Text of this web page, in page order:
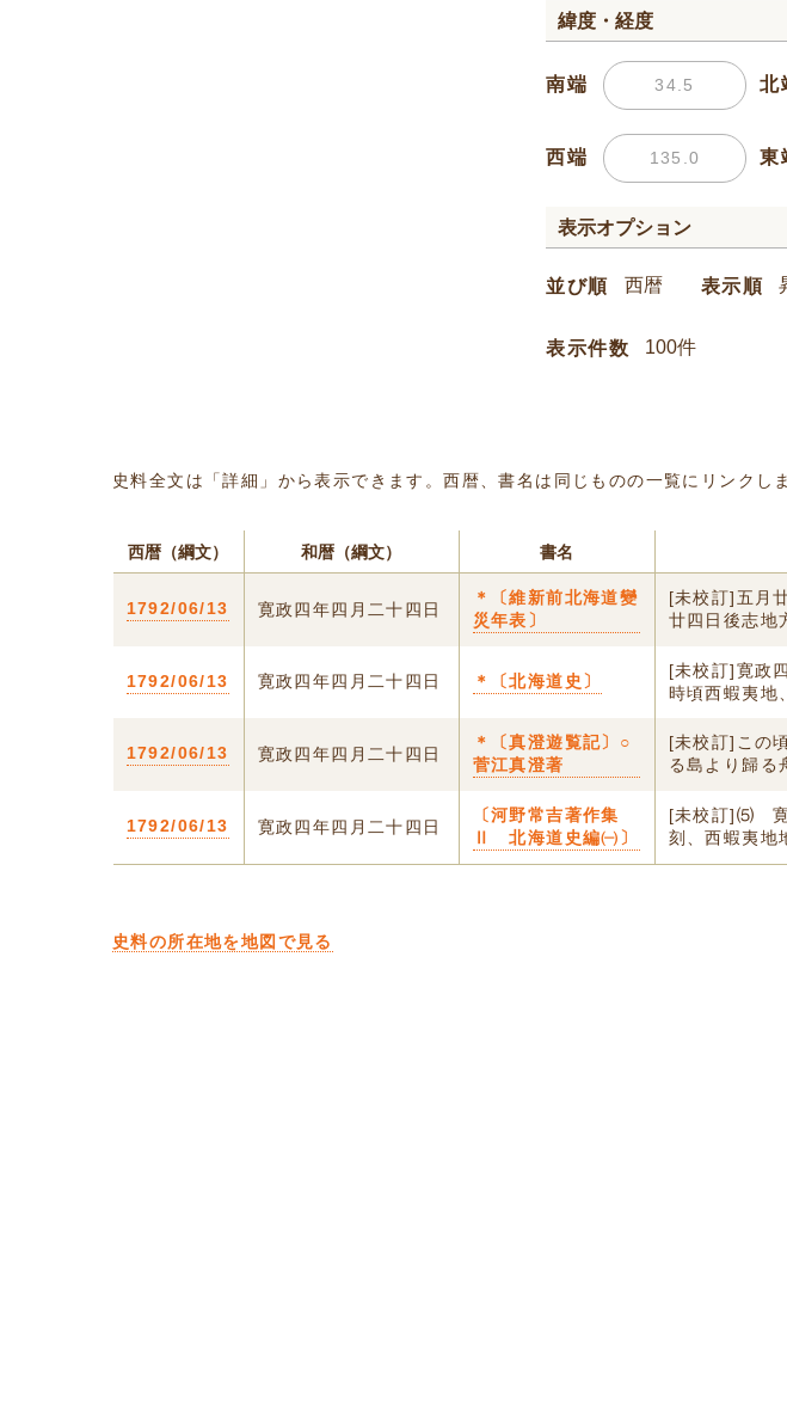
緯度・経度
南端 北
西端 東
表示オプション
並び順 表示順
表示件数
史料全文は「詳細」から表示できます。西暦、書名は同じものの一覧にリンクし
西暦（綱文） 和暦（綱文） 書名
1792/06/13 寛政四年四月二十四日
＊〔維新前北海道變
災年表〕
[未校訂]五月
廿四日後志地
1792/06/13 寛政四年四月二十四日 ＊〔北海道史〕
[未校訂]寛政
時頃西蝦夷地
1792/06/13 寛政四年四月二十四日
＊〔真澄遊覧記〕○
菅江真澄著
[未校訂]この
る島より歸る
1792/06/13 寛政四年四月二十四日
〔河野常吉著作集
Ⅱ 北海道史編㈠〕
[未校訂]⑸ 寛
刻、西蝦夷地
史料の所在地を地図で見る